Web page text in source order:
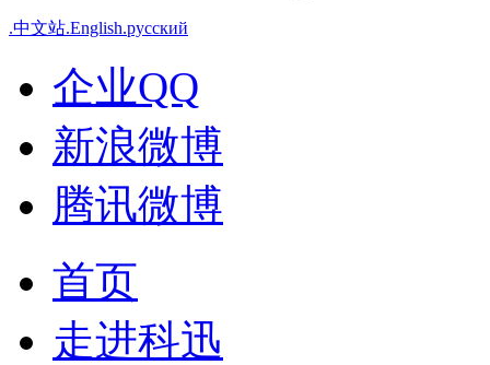
.中文站.English.русский
企业QQ
新浪微博
腾讯微博
首页
走进科迅